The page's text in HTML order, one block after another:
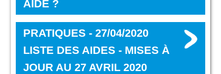
AIDE ?
PRATIQUES - 27/04/2020
LISTE DES AIDES - MISES À
JOUR AU 27 AVRIL 2020